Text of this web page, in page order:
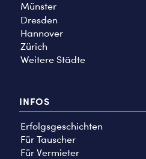
Münster
Dresden
Hannover
Zürich
Weitere Städte
INFOS
Erfolgsgeschichten
Für Tauscher
Für Vermieter